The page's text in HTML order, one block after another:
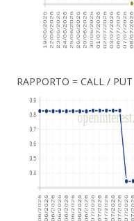
RAPPORTO = CALL / PUT